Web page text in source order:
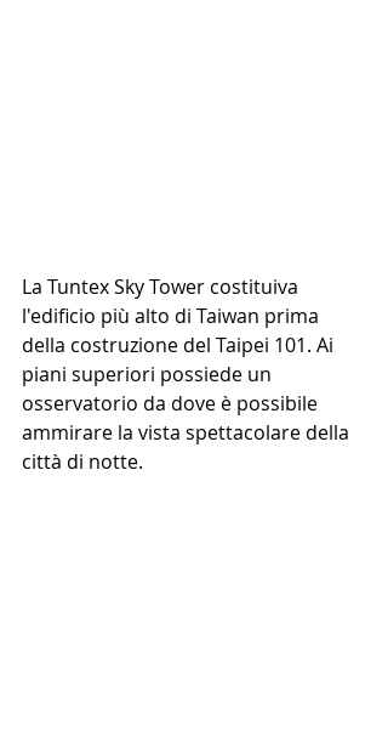
La Tuntex Sky Tower costituiva
l'edificio più alto di Taiwan prima
della costruzione del Taipei 101. Ai
piani superiori possiede un
osservatorio da dove è possibile
ammirare la vista spettacolare della
città di notte.